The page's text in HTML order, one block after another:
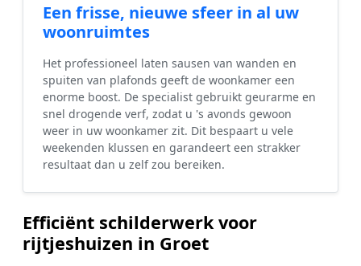
Een frisse, nieuwe sfeer in al uw
woonruimtes
Het professioneel laten sausen van wanden en
spuiten van plafonds geeft de woonkamer een
enorme boost. De specialist gebruikt geurarme en
snel drogende verf, zodat u 's avonds gewoon
weer in uw woonkamer zit. Dit bespaart u vele
weekenden klussen en garandeert een strakker
resultaat dan u zelf zou bereiken.
Efficiënt schilderwerk voor
rijtjeshuizen in Groet